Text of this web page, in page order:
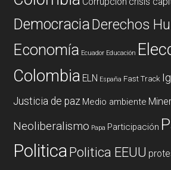
DemocraciaDerechos
Economía Ecuador Educación
Colombia ELN España Fast Track
Justicia de paz Medio ambiente
Neoliberalismo Papa Participación
PoliticaPolitica EEUU